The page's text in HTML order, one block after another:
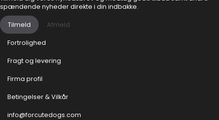
spændende nyheder direkte i din indbakke.
Tilmeld Afmeld
Fortrolighed
Fragt og levering
Firma profil
Betingelser & Vilkår
info@forcutedogs.com